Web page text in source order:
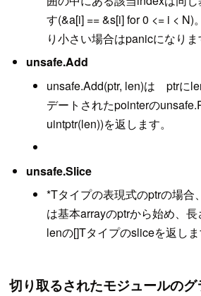
す(&a[i] == &s[i] for 0 <= i < N)
り小さい場合はpanicになりま
unsafe.Add
unsafe.Add(ptr, len)は ptrに
デートされたpointerの
uintptr(len))を返します。
unsafe.Slice
*Tタイプの表現式のptrの場合
は基本arrayのptrから始め、
lenの[]Tタイプのsliceを返しま
切り取るされたモジュールのグ